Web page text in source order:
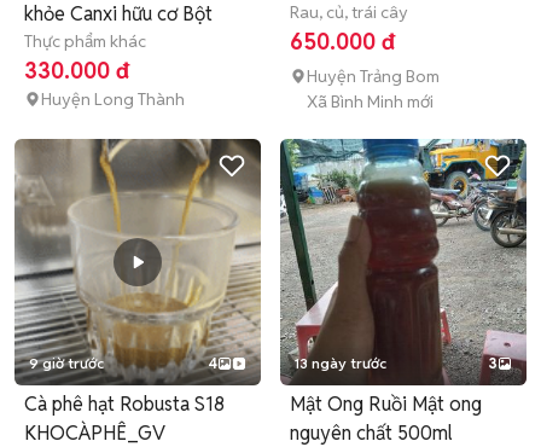
khỏe Canxi hữu cơ Bột
Thực phẩm khác
330.000 đ
Huyện Long Thành
Rau, củ, trái cây
650.000 đ
Huyện Trảng Bom
Xã Bình Minh mới
9 giờ trước 4
Cà phê hạt Robusta S18
KHOCÀPHÊ_GV
13 ngày trước 3
Mật Ong Ruồi Mật ong
nguyên chất 500ml